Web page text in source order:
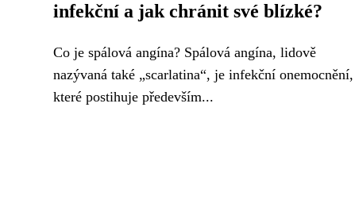
infekční a jak chránit své blízké?
Co je spálová angína? Spálová angína, lidově
nazývaná také „scarlatina“, je infekční onemocnění,
které postihuje především...